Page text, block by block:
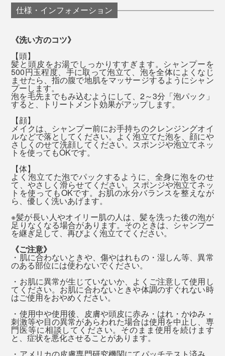
ほんのり甘いオレンジやゼラニウム、落ち着いたラベン
ダーやパチュリを中心に、天然のオイルをブレンドして
います。
『SINGETSU（新月）』は、新しい始まり、リフレッシ
ュをイメージした香り。
爽やかなレモンやペパーミント、樹木を思わせるジュニ
パーを中心に、こちらも天然オイルをブレンドしていま
す。
香りを感じる嗅覚は、私たちの五感で唯一、感情や記憶
をコントロールする、脳の大脳辺縁系へ直接伝わりま
まずは、いつものように頭を洗います。指でマッサージ
するように洗っていると、ますます泡立ってきて、しか
も、その泡がヘタりにくいことを実感するはずです。
シャンプー後はすぐに流さないで、そのまま髪を「泡パ
ック」するのがオススメ（2分以上）。その間に、残り
洗ってください。
※髪が長い人やオイリー肌の人は、髪を洗った後の泡が足りなくなる場合がありま
す。そのときは、シャンプーを継ぎ足して、再びよく泡立ててください。
入浴時に、『MANGETSU（満月）』または
い。ハーブの香りが一瞬フワッと広がって、だんだん落
天然岩塩は溶けやすく、岩塩といっしょに、
『MANGETSU（満月）』『SINGETSU（新月）』の香
りも溶けていくので、バスソルトは、湯船に入る直前に
入れることをおすすめします。
38～40℃のややぬるめのお湯に、15～20分ほど、ゆっ
くり浸かりましょう。浸かった後は、シャワーで流さず
に、そのまま上がってください（バスソルトの香りは、
ほとんど残りません）
全身シャンプーは、豊かな泡で、頭からつま先までを包
むように洗って、一気に流すと、髪も肌もしっとり。そ
の頃には、もう香りは落ち着いて、ほとんど感じませ
ん。
流した後は、肌が滑るような、ぬめりが残りますが、大
丈夫。タオルで拭いた後は落ち着いて、「お風呂上がり
のしっとり感」が長く続くように感じます。
バスソルトは、袋を開けると、フワッと香りが広がっ
て、いい気持ち。
湯船に入れると、香りも溶けていって、ほとんど感じな
くなりますが、ミネラル豊富なお湯のおかげでしょう、
ぬるめのお湯でも、体がよく温まります。
実は、MONOCOの原稿の〆切日は、忙しさと疲れで、
『MANGETSU（満月）』『SINGETSU（新月）』を使
うようになってからは、忙しくても、夜のうちにお風呂
へ入るようになりました！
香りを感じると、山や公園で自然に触れた時の記憶や心
地よさを思い出して、それまでの仕事から意識が“離れ
る”からでしょうか。
仕様・インフォメーション
《洗い方のコツ》
【頭】
髪と頭皮をお湯でしっかりすすぎます。シャンプーを
500円玉程度、手に取って泡立て、泡を全体によくなじ
ませたら、指の腹で地肌をマッサージするようにシャン
プーします。
泡を毛先までもみ込むようにして、2～3分「泡パック」
すると、トリートメント効果がアップします。
【顔】
メイクは、シャンプー前にお手持ちのクレンジングオイ
ルなどで落としてください。よく泡立てた泡を、顔にや
さしくのせて洗顔してください。スポンジや泡立てネッ
トを使ってもOKです。
【体】
よく泡立てた泡でパックするように、全身に泡をのせ
て、やさしく滑らせてください。スポンジや泡立てネッ
トを使ってもOKです。お肌の水分バランスを整えなが
ら、優しく洗いあげます。
※髪が長い人やオイリー肌の人は、髪を洗った後の泡が
足りなくなる場合があります。そのときは、シャンプー
を継ぎ足して、再びよく泡立ててください。
《ご注意》
・肌に合わないときや、傷やはれもの・湿しん等、異常
のある部位には使わないでください。
・お肌に異常が生じていないか、よくご注意して使用し
てください。お肌に合わないときや体調のすぐれない時
はご使用をおやめください。
・使用中や使用後、皮膚や頭皮に赤み・はれ・かゆみ・
刺激等や目の異常があらわれた場合は使用を中止し、専
門医等に相談してください。そのまま使用を続けます
と、症状を悪化させることがあります。
・アメリカの皮膚専門研究機関にてパッチテスト済み。